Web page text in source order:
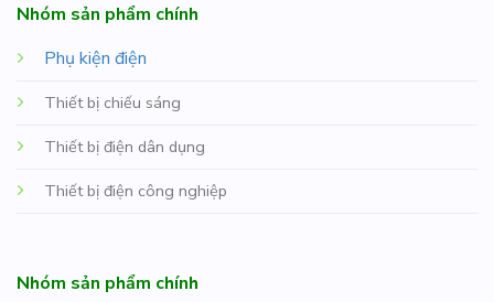
Nhóm sản phẩm chính
Phụ kiện điện
Thiết bị chiếu sáng
Thiết bị điện dân dụng
Thiết bị điện công nghiệp
Nhóm sản phẩm chính